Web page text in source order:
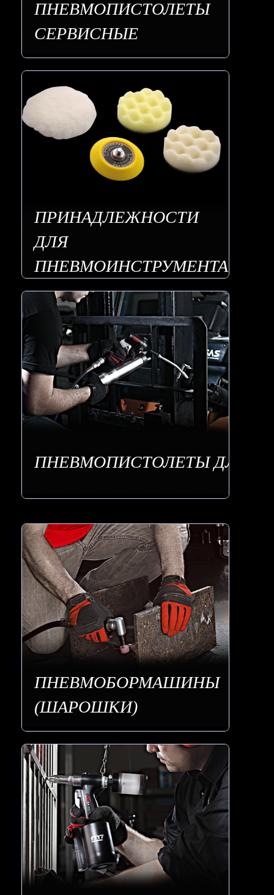
ПНЕВМОПИСТОЛЕТЫ
СЕРВИСНЫЕ
ПРИНАДЛЕЖНОСТИ
ДЛЯ
ПНЕВМОИНСТРУМЕНТА
ПНЕВМОПИСТОЛЕТЫ ДЛЯ
ПНЕВМОБОРМАШИНЫ
(ШАРОШКИ)